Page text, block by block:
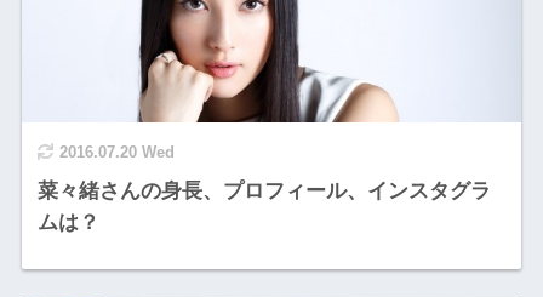
2016.07.20 Wed
菜々緒さんの身長、プロフィール、インスタグラ
ムは？